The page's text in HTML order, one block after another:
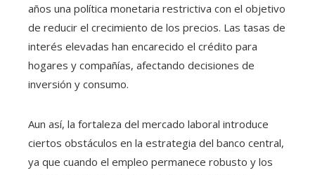
años una política monetaria restrictiva con el objetivo
de reducir el crecimiento de los precios. Las tasas de
interés elevadas han encarecido el crédito para
hogares y compañías, afectando decisiones de
inversión y consumo.
Aun así, la fortaleza del mercado laboral introduce
ciertos obstáculos en la estrategia del banco central,
ya que cuando el empleo permanece robusto y los